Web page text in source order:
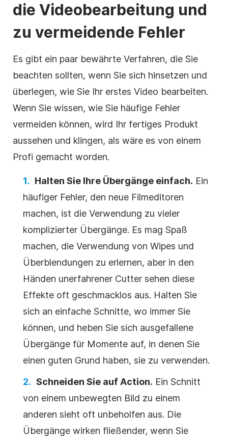
die Videobearbeitung und
zu vermeidende Fehler
Es gibt ein paar bewährte Verfahren, die Sie
beachten sollten, wenn Sie sich hinsetzen und
überlegen, wie Sie Ihr erstes Video bearbeiten.
Wenn Sie wissen, wie Sie häufige Fehler
vermeiden können, wird Ihr fertiges Produkt
aussehen und klingen, als wäre es von einem
Profi gemacht worden.
Halten Sie Ihre Übergänge einfach. Ein
häufiger Fehler, den neue Filmeditoren
machen, ist die Verwendung zu vieler
komplizierter Übergänge. Es mag Spaß
machen, die Verwendung von Wipes und
Überblendungen zu erlernen, aber in den
Händen unerfahrener Cutter sehen diese
Effekte oft geschmacklos aus. Halten Sie
sich an einfache Schnitte, wo immer Sie
können, und heben Sie sich ausgefallene
Übergänge für Momente auf, in denen Sie
einen guten Grund haben, sie zu verwenden.
Schneiden Sie auf Action. Ein Schnitt
von einem unbewegten Bild zu einem
anderen sieht oft unbeholfen aus. Die
Übergänge wirken fließender, wenn Sie